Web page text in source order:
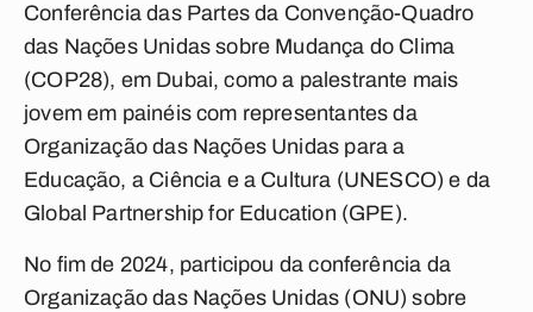
Conferência das Partes da Convenção-Quadro
das Nações Unidas sobre Mudança do Clima
(COP28), em Dubai, como a palestrante mais
jovem em painéis com representantes da
Organização das Nações Unidas para a
Educação, a Ciência e a Cultura (UNESCO) e da
Global Partnership for Education (GPE).
No fim de 2024, participou da conferência da
Organização das Nações Unidas (ONU) sobre